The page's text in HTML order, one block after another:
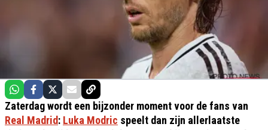
Zaterdag wordt een bijzonder moment voor de fans van
Real Madrid: Luka Modric speelt dan zijn allerlaatste